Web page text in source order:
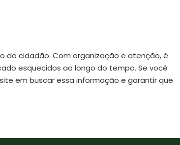
do cidadão. Com organização e atenção, é
esquecidos ao longo do tempo. Se você
em buscar essa informação e garantir que